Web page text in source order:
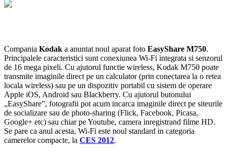
Compania Kodak a anuntat noul aparat foto EasyShare M750.
Principalele caracteristici sunt conexiunea Wi-Fi integrata si senzorul
de 16 mega pixeli. Cu ajutorul functie wireless, Kodak M750 poate
transmite imaginile direct pe un calculator (prin conectarea la o retea
locala wireless) sau pe un dispozitiv portabil cu sistem de operare
Apple iOS, Android sau Blackberry. Cu ajutorul butonului
„EasyShare”, fotografii pot acum incarca imaginile direct pe siteurile
de socializare sau de photo-sharing (Flick, Facebook, Picasa,
Google+ etc) sau chiar pe Youtube, camera inregistrand filme HD.
Se pare ca anul acesta, Wi-Fi este noul standard in categoria
camerelor compacte, la CES 2012.